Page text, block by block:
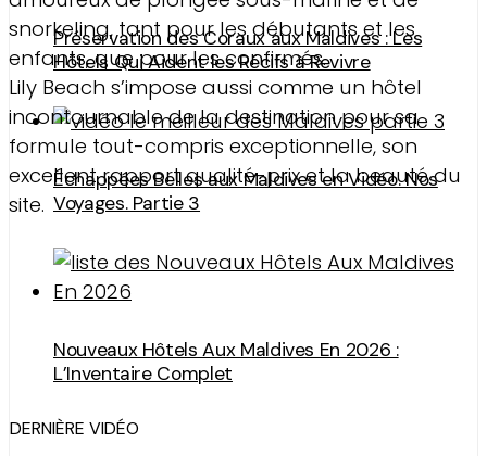
Préservation des Coraux aux Maldives : Les
Hôtels Qui Aident les Récifs à Revivre
Échappées Belles aux Maldives en Vidéo. Nos
Voyages. Partie 3
Nouveaux Hôtels Aux Maldives En 2026 :
L’Inventaire Complet
DERNIÈRE VIDÉO
snorkeling, tant pour les débutants et les
enfants, que pour les confirmés.
Lily Beach s’impose aussi comme un hôtel
incontournable de la destination pour sa
formule tout-compris exceptionnelle, son
excellent rapport qualité-prix et la beauté du
site.